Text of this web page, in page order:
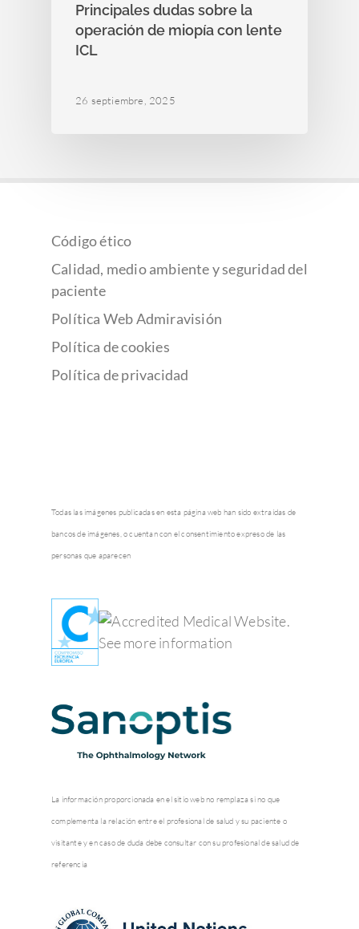
Principales dudas sobre la
operación de miopía con lente
ICL
26 septiembre, 2025
Código ético
Calidad, medio ambiente y seguridad del
paciente
Política Web Admiravisión
Política de cookies
Política de privacidad
Todas las imágenes publicadas en esta página web han sido extraídas de
bancos de imágenes, o cuentan con el consentimiento expreso de las
personas que aparecen
La información proporcionada en el sitio web no remplaza si no que
complementa la relación entre el profesional de salud y su paciente o
visitante y en caso de duda debe consultar con su profesional de salud de
referencia